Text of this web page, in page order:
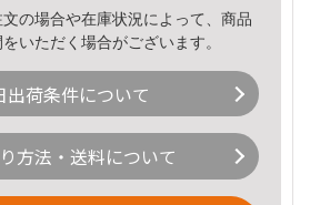
の場合や在庫状況によって、商品
いただく場合がございます。
出荷条件について
方法・送料について